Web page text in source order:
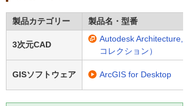
製品カテゴリー 製品名・型番
3次元CAD
Autodesk Architecture,
コレクション）
GISソフトウェア ArcGIS for Desktop